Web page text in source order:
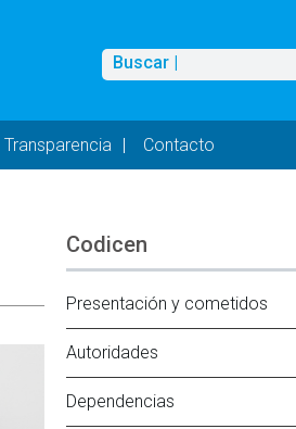
Buscar
Buscar |
Transparencia Contacto
Codicen
Presentación y cometidos
Autoridades
Dependencias